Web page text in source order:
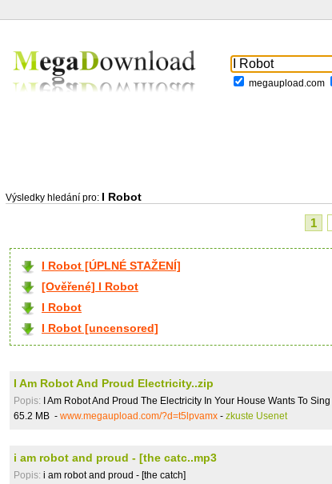
megaupload.com
Výsledky hledání pro: I Robot
1
I Robot [ÚPLNÉ STAŽENÍ]
[Ověřené] I Robot
I Robot
I Robot [uncensored]
I Am Robot And Proud Electricity..zip
Popis: I Am Robot And Proud The Electricity In Your House Wants To Sing
65.2 MB - www.megaupload.com/?d=t5lpvamx - zkuste Usenet
i am robot and proud - [the catc..mp3
Popis: i am robot and proud - [the catch]